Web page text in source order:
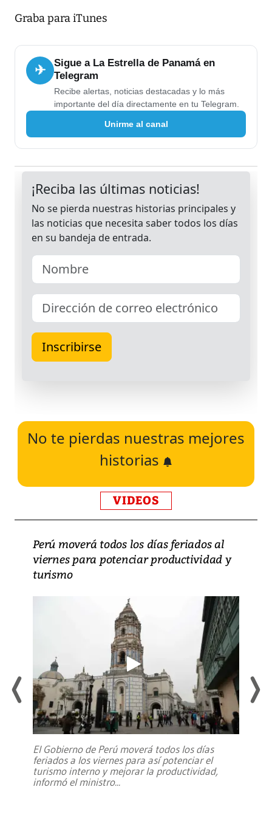
Graba para iTunes
✈
Sigue a La Estrella de Panamá en
Telegram
Recibe alertas, noticias destacadas y lo más
importante del día directamente en tu Telegram.
Unirme al canal
No te pierdas nuestras mejores
historias
VIDEOS
Perú moverá todos los días feriados al
viernes para potenciar productividad y
turismo
El Gobierno de Perú moverá todos los días
feriados a los viernes para así potenciar el
turismo interno y mejorar la productividad,
informó el ministro...